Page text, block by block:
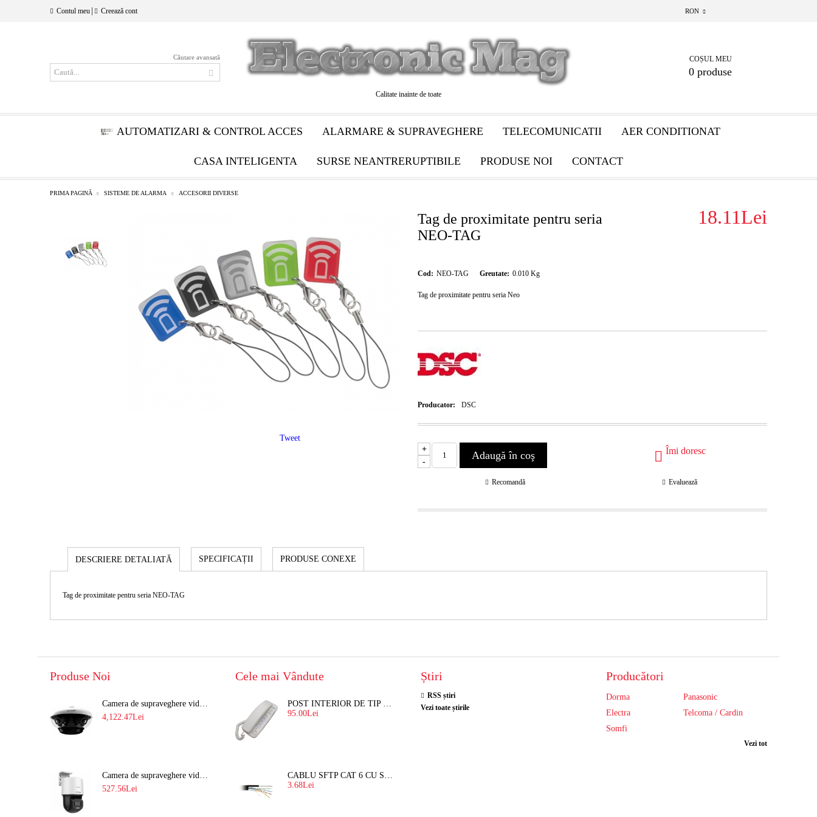
Contul meu Creează cont RON
Căutare avansată
Calitate inainte de toate
COȘUL MEU
0 produse
AUTOMATIZARI & CONTROL ACCES ALARMARE & SUPRAVEGHERE TELECOMUNICATII AER CONDITIONAT
CASA INTELIGENTA SURSE NEANTRERUPTIBILE PRODUSE NOI CONTACT
PRIMA PAGINĂ SISTEME DE ALARMA ACCESORII DIVERSE
Tag de proximitate pentru seria
NEO-TAG
18.11Lei
Cod: NEO-TAG Greutate: 0.010 Kg
Tag de proximitate pentru seria Neo
Producator: DSC
+
-
Îmi doresc
Recomandă Evaluează
Tweet
DESCRIERE DETALIATĂ SPECIFICAȚII PRODUSE CONEXE
Tag de proximitate pentru seria NEO-TAG
Produse Noi
Camera de supraveghere video 8MP panoramica de exterior(4x2MP Stitched) Navaio NGC-7482PR
4,122.47Lei
Camera de supraveghere video IP PT 4MP cu lumina alba 30M si lentila fixa Hikvision DS-2DE2C400SCG-E F1
527.56Lei
Cele mai Vândute
POST INTERIOR DE TIP TELEFON RESEL, T8018 PENTRU INTERFON DE BLOC
95.00Lei
CABLU SFTP CAT 6 CU SUFA, DE EXTERIOR 8 FIRE X 0,56 MM
3.68Lei
Știri
RSS știri
Vezi toate știrile
Producători
Dorma
Panasonic
Electra
Telcoma / Cardin
Somfi
Vezi tot